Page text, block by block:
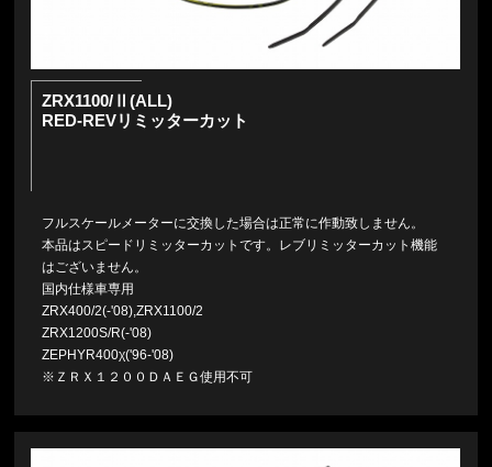
ZRX1100/Ⅱ(ALL)
RED-REVリミッターカット
フルスケールメーターに交換した場合は正常に作動致しません。
本品はスピードリミッターカットです。レブリミッターカット機能
はございません。
国内仕様車専用
ZRX400/2(-'08),ZRX1100/2
ZRX1200S/R(-'08)
ZEPHYR400χ('96-'08)
※ＺＲＸ１２００ＤＡＥＧ使用不可